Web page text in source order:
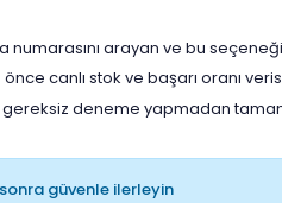
numarasını arayan ve bu
canlı stok ve başarı oranı
deneme yapmadan
sonra güvenle ilerleyin